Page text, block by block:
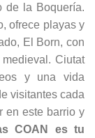
de la Boquería.
ofrece playas y
El Born, con
Ciutat
y una vida
visitantes cada
en este barrio y
COAN es tu